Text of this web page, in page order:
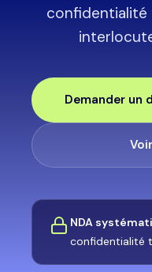
confidentialité
Demander un
NDA
confidentialité